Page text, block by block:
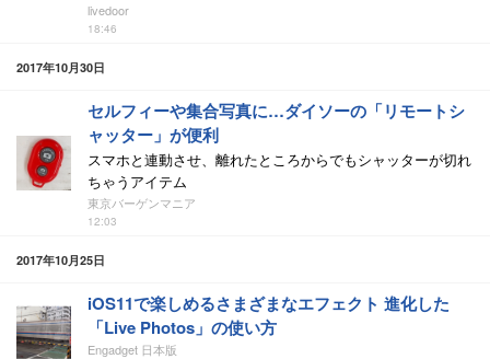
livedoor
18:46
2017年10月30日
セルフィーや集合写真に…ダイソーの「リモートシ
ャッター」が便利
スマホと連動させ、離れたところからでもシャッターが切れ
ちゃうアイテム
東京バーゲンマニア
12:03
2017年10月25日
iOS11で楽しめるさまざまなエフェクト 進化した
「Live Photos」の使い方
Engadget 日本版